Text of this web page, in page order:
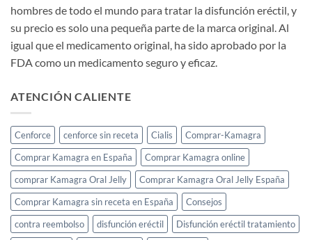
hombres de todo el mundo para tratar la disfunción eréctil, y
su precio es solo una pequeña parte de la marca original. Al
igual que el medicamento original, ha sido aprobado por la
FDA como un medicamento seguro y eficaz.
ATENCIÓN CALIENTE
Cenforce cenforce sin receta Cialis
Comprar-Kamagra
Comprar Kamagra en España
Comprar Kamagra online
comprar Kamagra Oral Jelly
Comprar Kamagra Oral Jelly España
Comprar Kamagra sin receta en España
Consejos
contra reembolso
disfunción eréctil
Disfunción eréctil tratamiento